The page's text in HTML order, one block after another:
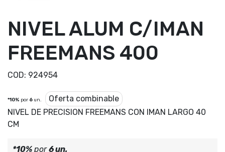
NIVEL ALUM C/IMAN
FREEMANS 400
COD: 924954
*10% por 6 un.
Oferta combinable
NIVEL DE PRECISION FREEMANS CON IMAN LARGO 40
CM
*10% por6 un.